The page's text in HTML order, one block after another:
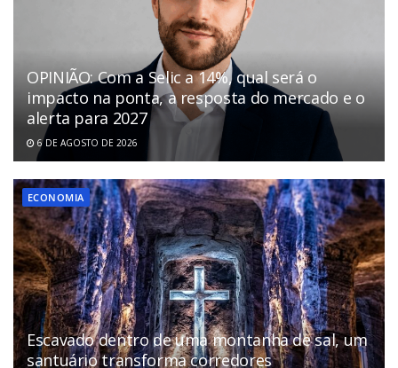
OPINIÃO: Com a Selic a 14%, qual será o
impacto na ponta, a resposta do mercado e o
alerta para 2027
6 DE AGOSTO DE 2026
ECONOMIA
Escavado dentro de uma montanha de sal, um
santuário transforma corredores